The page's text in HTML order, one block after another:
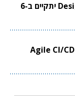
וובינר סינופסיס ל-Design Optimization יתקיים ב-6
וובינר סינופסיס לתכנון שבבים במודל Agile CI/CD